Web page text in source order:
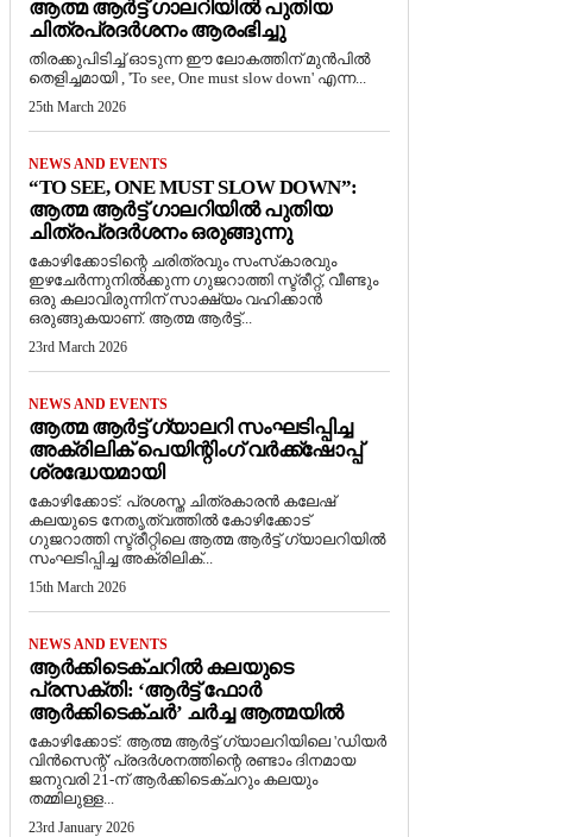
ആത്മ ആർട്ട് ഗാലറിയിൽ പുതിയ
ചിത്രപ്രദർശനം ആരംഭിച്ചു
തിരക്കുപിടിച്ച് ഓടുന്ന ഈ ലോകത്തിന് മുൻപിൽ
തെളിച്ചമായി , 'To see, One must slow down' എന്ന...
25th March 2026
NEWS AND EVENTS
“TO SEE, ONE MUST SLOW DOWN”:
ആത്മ ആർട്ട് ഗാലറിയിൽ പുതിയ
ചിത്രപ്രദർശനം ഒരുങ്ങുന്നു
കോഴിക്കോടിന്റെ ചരിത്രവും സംസ്‌കാരവും
ഇഴചേർന്നുനിൽക്കുന്ന ഗുജറാത്തി സ്ട്രീറ്റ്, വീണ്ടും
ഒരു കലാവിരുന്നിന് സാക്ഷ്യം വഹിക്കാൻ
ഒരുങ്ങുകയാണ്. ആത്മ ആർട്ട്...
23rd March 2026
NEWS AND EVENTS
ആത്മ ആർട്ട് ഗ്യാലറി സംഘടിപ്പിച്ച
അക്രിലിക് പെയിന്റിംഗ് വർക്ക്‌ഷോപ്പ്
ശ്രദ്ധേയമായി
കോഴിക്കോട്: പ്രശസ്ത ചിത്രകാരൻ കലേഷ്
കലയുടെ നേതൃത്വത്തിൽ കോഴിക്കോട്
ഗുജറാത്തി സ്ട്രീറ്റിലെ ആത്മ ആർട്ട് ഗ്യാലറിയിൽ
സംഘടിപ്പിച്ച അക്രിലിക്...
15th March 2026
NEWS AND EVENTS
ആർക്കിടെക്ചറിൽ കലയുടെ
പ്രസക്തി: ‘ആർട്ട് ഫോർ
ആർക്കിടെക്ചർ’ ചർച്ച ആത്മയിൽ
​കോഴിക്കോട്: ആത്മ ആർട്ട് ഗ്യാലറിയിലെ 'ഡിയർ
വിൻസെന്റ്' പ്രദർശനത്തിന്റെ രണ്ടാം ദിനമായ
ജനുവരി 21-ന് ആർക്കിടെക്ചറും കലയും
തമ്മിലുള്ള...
23rd January 2026